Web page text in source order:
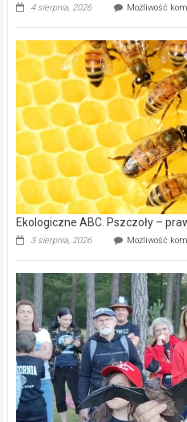
4 sierpnia, 2026 Możliwość
Ekologiczne ABC. Pszczoły –
3 sierpnia, 2026 Możliwość